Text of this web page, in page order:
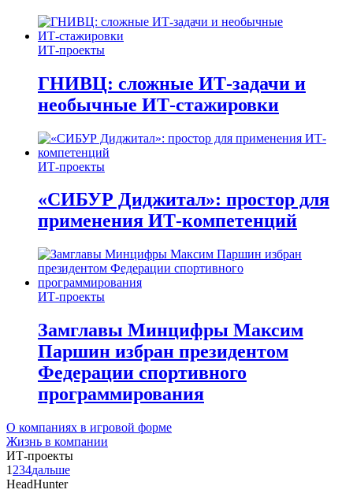
ИТ-проекты
ГНИВЦ: сложные ИТ‑задачи и
необычные ИТ‑стажировки
ИТ-проекты
«СИБУР Диджитал»: простор для
применения ИТ-компетенций
ИТ-проекты
Замглавы Минцифры Максим
Паршин избран президентом
Федерации спортивного
программирования
О компаниях в игровой форме
Жизнь в компании
ИТ-проекты
1 234дальше
HeadHunter